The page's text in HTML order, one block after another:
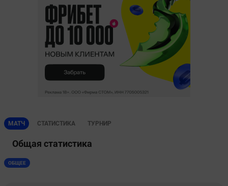
МАТЧ СТАТИСТИКА ТУРНИР
Общая статистика
ОБЩЕЕ